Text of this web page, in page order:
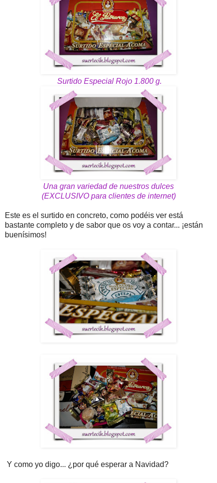
Surtido Especial Rojo 1.800 g.
Una gran variedad de nuestros dulces
(EXCLUSIVO para clientes de internet)
Este es el surtido en concreto, como podéis ver está
bastante completo y de sabor que os voy a contar... ¡están
buenísimos!
Y como yo digo... ¿por qué esperar a Navidad?